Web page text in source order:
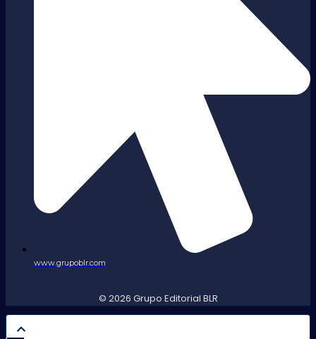
www.grupoblr.com
© 2026 Grupo Editorial BLR